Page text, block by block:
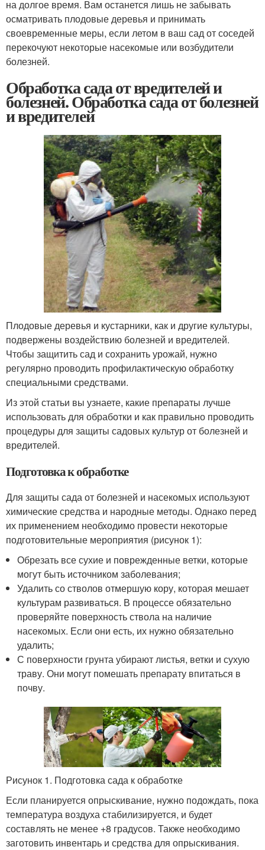
на долгое время. Вам останется лишь не забывать
осматривать плодовые деревья и принимать
своевременные меры, если летом в ваш сад от соседей
перекочуют некоторые насекомые или возбудители
болезней.
Обработка сада от вредителей и
болезней. Обработка сада от болезней
и вредителей
Плодовые деревья и кустарники, как и другие культуры,
подвержены воздействию болезней и вредителей.
Чтобы защитить сад и сохранить урожай, нужно
регулярно проводить профилактическую обработку
специальными средствами.
Из этой статьи вы узнаете, какие препараты лучше
использовать для обработки и как правильно проводить
процедуры для защиты садовых культур от болезней и
вредителей.
Подготовка к обработке
Для защиты сада от болезней и насекомых используют
химические средства и народные методы. Однако перед
их применением необходимо провести некоторые
подготовительные мероприятия (рисунок 1):
Обрезать все сухие и поврежденные ветки, которые
могут быть источником заболевания;
Удалить со стволов отмершую кору, которая мешает
культурам развиваться. В процессе обязательно
проверяйте поверхность ствола на наличие
насекомых. Если они есть, их нужно обязательно
удалить;
С поверхности грунта убирают листья, ветки и сухую
траву. Они могут помешать препарату впитаться в
почву.
Рисунок 1. Подготовка сада к обработке
Если планируется опрыскивание, нужно подождать, пока
температура воздуха стабилизируется, и будет
составлять не менее +8 градусов. Также необходимо
заготовить инвентарь и средства для опрыскивания.